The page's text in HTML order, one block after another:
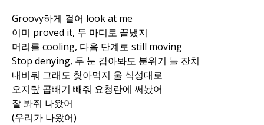
Groovy하게 걸어 look at me
이미 proved it, 두 마디로 끝냈지
머리를 cooling, 다음 단계로 still moving
Stop denying, 두 눈 감아봐도 분위기 늘 잔치
내비둬 그래도 찾아먹지 울 식성대로
오지랖 곱빼기 빼줘 요청란에 써놨어
잘 봐줘 나왔어
(우리가 나왔어)